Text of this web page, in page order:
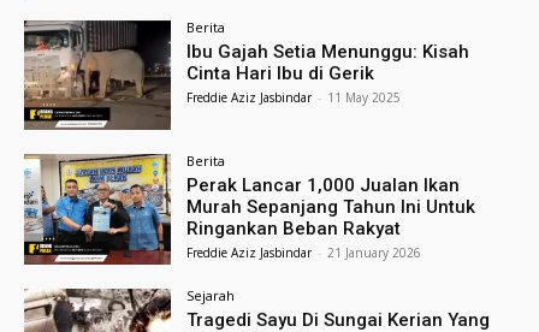
Berita
Ibu Gajah Setia Menunggu: Kisah
Cinta Hari Ibu di Gerik
Freddie Aziz Jasbindar - 11 May 2025
Berita
Perak Lancar 1,000 Jualan Ikan
Murah Sepanjang Tahun Ini Untuk
Ringankan Beban Rakyat
Freddie Aziz Jasbindar - 21 January 2026
Sejarah
Tragedi Sayu Di Sungai Kerian Yang